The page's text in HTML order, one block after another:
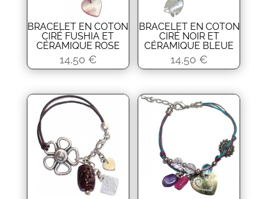
BRACELET EN COTON
CIRÉ FUSHIA ET
CÉRAMIQUE ROSE
14,50 €
BRACELET EN COTON
CIRÉ NOIR ET
CÉRAMIQUE BLEUE
14,50€